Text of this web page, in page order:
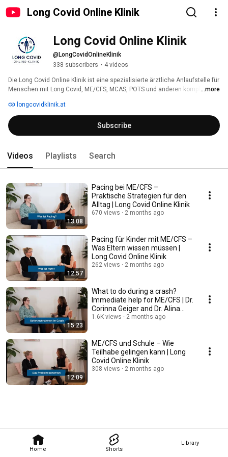
Long Covid Online Klinik
Home Shorts
Library
@LongCovidOnlineKlinik
338 subscribers • 4 videos
Die Long Covid Online Klinik ist eine spezialisierte ärztliche Anlaufstelle für
Menschen mit Long Covid, ME/CFS, MCAS, POTS und anderen komplexen
Leitung von Dr. Corinna Geiger – Fachärztin für Innere Medizin,
Gastroenterologie und Hepatologie – verbinden wir evidenzbasierte
Medizin mit einem tiefen Verständnis für die Realität chronisch kranker
Patient:innen.
...more
longcovidklinik.at
Subscribe
Videos Playlists Search
13:08
Pacing bei ME/CFS –
Praktische Strategien für den
Alltag | Long Covid Online Klinik
670 views 2 months ago
12:57
Pacing für Kinder mit ME/CFS –
Was Eltern wissen müssen |
Long Covid Online Klinik
262 views 2 months ago
15:23
What to do during a crash?
Immediate help for ME/CFS | Dr.
Corinna Geiger and Dr. Alina
Kleinecke
1.6K views 2 months ago
12:09
ME/CFS und Schule – Wie
Teilhabe gelingen kann | Long
Covid Online Klinik
308 views 2 months ago